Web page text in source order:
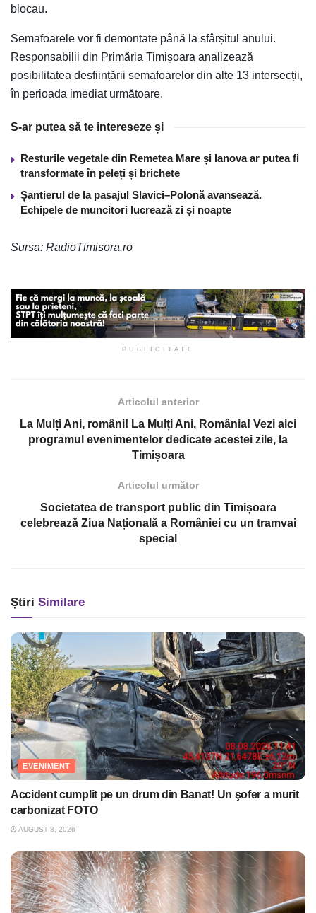
blocau.
Semafoarele vor fi demontate până la sfârșitul anului.
Responsabilii din Primăria Timișoara analizează
posibilitatea desființării semafoarelor din alte 13 intersecții,
în perioada imediat următoare.
S-ar putea să te intereseze și
Resturile vegetale din Remetea Mare și Ianova ar putea fi
transformate în peleți și brichete
Șantierul de la pasajul Slavici–Polonă avansează.
Echipele de muncitori lucrează zi și noapte
Sursa: RadioTimisora.ro
PUBLICITATE
Articolul anterior
La Mulți Ani, români! La Mulți Ani, România! Vezi aici
programul evenimentelor dedicate acestei zile, la
Timișoara
Articolul următor
Societatea de transport public din Timișoara
celebrează Ziua Națională a României cu un tramvai
special
Știri Similare
EVENIMENT
Accident cumplit pe un drum din Banat! Un şofer a murit
carbonizat FOTO
AUGUST 8, 2026